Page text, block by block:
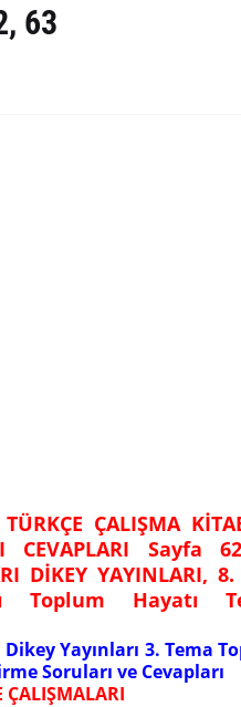
63
ÇALIŞMA
CEVAPLARI Sayfa
DİKEY YAYINLARI, 8.
Toplum Hayatı
Dikey Yayınları 3. Tema
Soruları ve Cevapları
ÇALIŞMALARI